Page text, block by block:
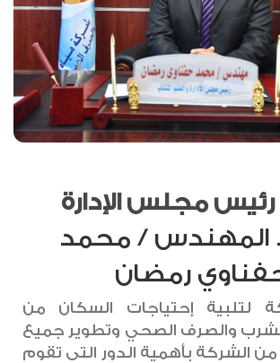
مجلس الإدارة
المهندس / محمد
رمضان
لتلبية إحتياجات السكان من
والصرف الصحي وتطوير جميع
من الشركة بأهمية الدور التى تقوم